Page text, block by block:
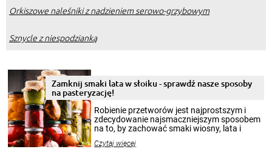
Orkiszowe naleśniki z nadzieniem serowo-grzybowym
Sznycle z niespodzianką
Zamknij smaki lata w słoiku - sprawdź nasze sposoby
na pasteryzację!
Robienie przetworów jest najprostszym i
zdecydowanie najsmaczniejszym sposobem
na to, by zachować smaki wiosny, lata i
krajobrazów, by cieszyć nimi oko w sezonie
Czytaj więcej